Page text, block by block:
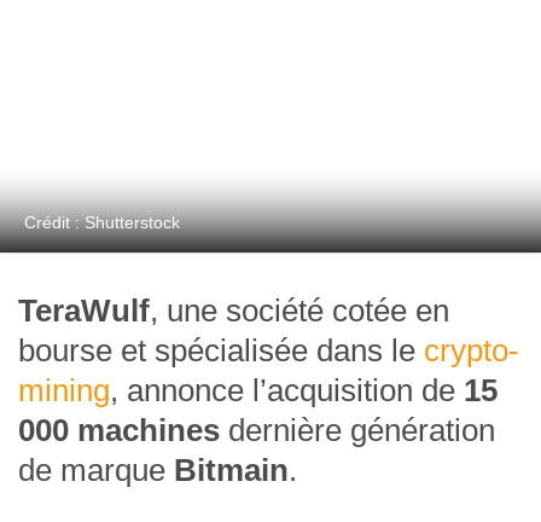
Crédit : Shutterstock
TeraWulf, une société cotée en
bourse et spécialisée dans le crypto-
mining, annonce l’acquisition de 15
000 machines dernière génération
de marque Bitmain.